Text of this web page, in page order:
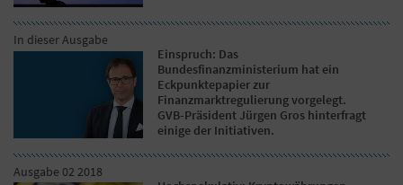
In dieser Ausgabe
Einspruch: Das
Bundesfinanzministerium hat ein
Eckpunktepapier zur
Finanzmarktregulierung vorgelegt.
GVB-Präsident Jürgen Gros hinterfragt
einige der Initiativen.
Ausgabe 02 2018